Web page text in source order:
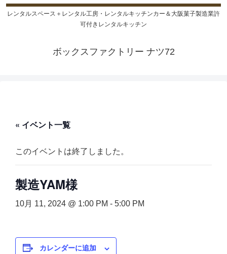
レンタルスペース＋レンタル工房・レンタルキッチンカー＆大阪菓子製造業許
可付きレンタルキッチン
ボックスファクトリー ナツ72
« イベント一覧
このイベントは終了しました。
製造YAM様
10月 11, 2024 @ 1:00 PM - 5:00 PM
カレンダーに追加